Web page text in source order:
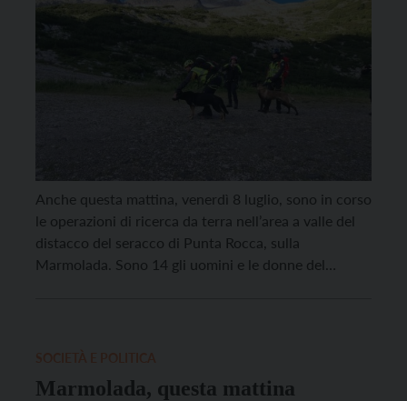
Anche questa mattina, venerdì 8 luglio, sono in corso
le operazioni di ricerca da terra nell’area a valle del
distacco del seracco di Punta Rocca, sulla
Marmolada. Sono 14 gli uomini e le donne del
Marmolada, questa mattina